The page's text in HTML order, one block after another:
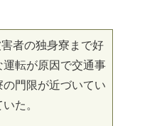
者の独身寮まで好
転が原因で交通事
門限が近づいてい
た。